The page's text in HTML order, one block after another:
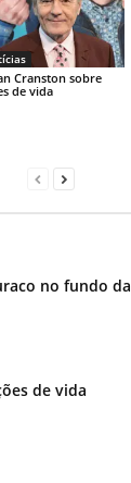
Cranston sobre
de vida
no fundo da
de vida